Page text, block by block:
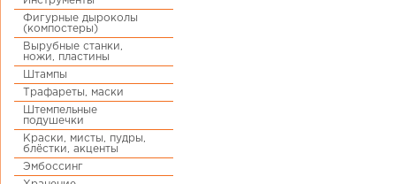
Фигурные дыроколы
(компостеры)
Вырубные станки,
ножи, пластины
Штампы
Трафареты, маски
Штемпельные
подушечки
Краски, мисты, пудры,
блёстки, акценты
Эмбоссинг